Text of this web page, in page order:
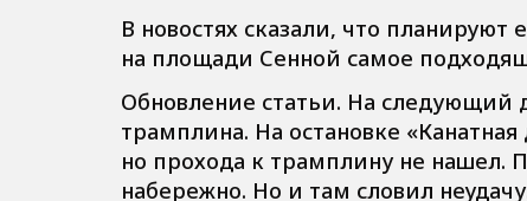
В новостях сказали, что
на площади Сенной самое
Обновление статьи. На следующий
трамплина. На остановке
но прохода к трамплину не нашел.
набережно. Но и там словил